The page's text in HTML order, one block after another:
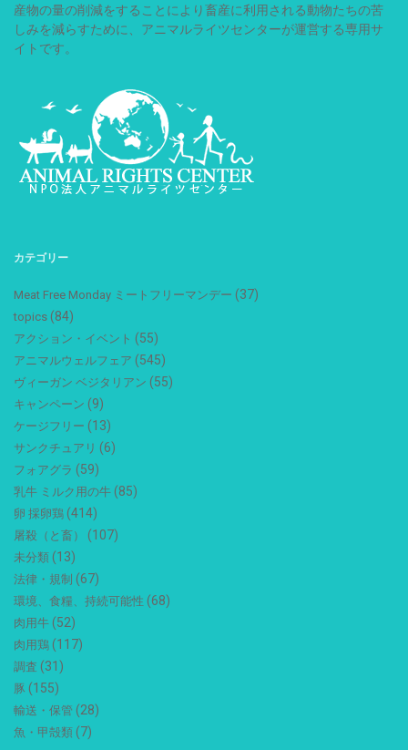
産物の量の削減をすることにより畜産に利用される動物たちの苦
しみを減らすために、アニマルライツセンターが運営する専用サ
イトです。
カテゴリー
Meat Free Monday ミートフリーマンデー (37)
topics (84)
アクション・イベント (55)
アニマルウェルフェア (545)
ヴィーガン ベジタリアン (55)
キャンペーン (9)
ケージフリー (13)
サンクチュアリ (6)
フォアグラ (59)
乳牛 ミルク用の牛 (85)
卵 採卵鶏 (414)
屠殺（と畜） (107)
未分類 (13)
法律・規制 (67)
環境、食糧、持続可能性 (68)
肉用牛 (52)
肉用鶏 (117)
調査 (31)
豚 (155)
輸送・保管 (28)
魚・甲殻類 (7)